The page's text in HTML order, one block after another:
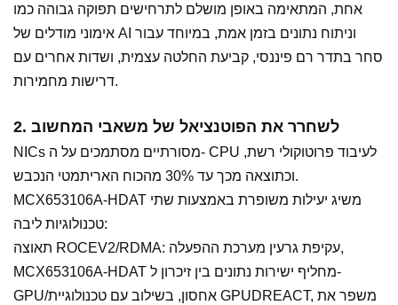
אחת, המתאימה באופן מושלם לתרחישים תפוקה גבוהה כמו
אימוני מודלים של AI וניתוח נתונים בזמן אמת, במיוחד עבור
סחר בתדר רם פיננסי, קביעת החלטה עצמית, ושדות אחרים עם
דרישות מחמירות.
2. לשחרר את הפוטנציאל של משאבי המחשוב
NICs מסורתיים מסתמכים על ה- CPU לעיבוד פרוטוקולי רשת,
וכתוצאה מכך עד 30% מהכוח האריתמטי הנכבש.
MCX653106A-HDAT משיג יעילות משופרת באמצעות שתי
טכנולוגיות ליבה:
תאוצה ROCEV2/RDMA: עקיפת גרעין מערכת ההפעלה,
MCX653106A-HDAT מחליף ישירות נתונים בין זיכרון ל-
GPU/אחסון, בשילוב עם טכנולוגיית GPUDREACT, משפר את